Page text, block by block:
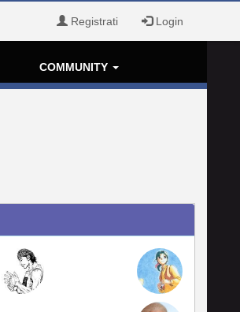
Registrati Login
COMMUNITY